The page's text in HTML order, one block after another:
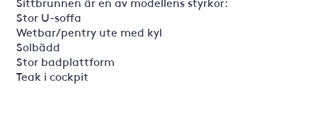
Stor U-soffa
Wetbar/pentry ute med kyl
Solbädd
Stor badplattform
Teak i cockpit